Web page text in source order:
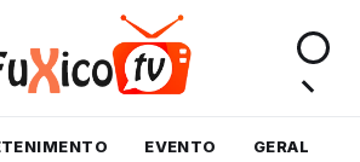
EVENTO GERAL